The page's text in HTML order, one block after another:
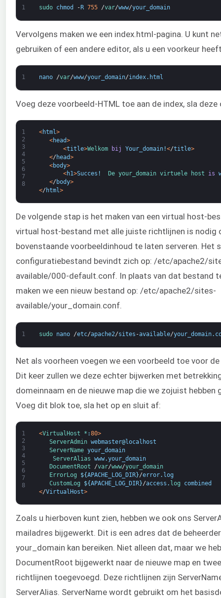
1 sudo chmod -R 755 /var/www/your_domain
Vervolgens maken we een index.html-pagina. U kunt
gebruiken of een andere editor, als u een voorkeur
1 nano /var/www/your_domain/index. html
Voeg deze voorbeeld-HTML toe aan de index, sla
1
2
3
4
5
6
7
8
<html>
<head>
<title>Welkom bij Your_domain!</title>
</ head>
<body>
<h1>Succes ! De your_domain virtuele host is
</ body>
</ html>
De volgende stap is het maken van een virtual host-
virtual host-bestand met alle juiste richtlijnen is nodig
bovenstaande voorbeeldinhoud te laten serveren. Het
configuratiebestand bevindt zich op: /etc/apache2/
available/000-default.conf. In plaats van dat bestand
maken we een nieuw bestand op: /etc/apache2/sites-
available/your_domain.conf.
1 sudo nano /etc/apache2/sites -available/your_domain.
Net als voorheen voegen we een voorbeeld toe voor
Dit keer zullen we deze echter bijwerken met
domeinnaam en de nieuwe map die we zojuist hebben
Voeg dit blok toe, sla het op en sluit af:
1
2
3
4
5
6
7
8
<VirtualHost * :80>
ServerAdmin webmaster@localhost
ServerName your_domain
ServerAlias www.your_domain
DocumentRoot
/var/www/your_domain
ErrorLog
${APACHE_LOG_DIR}/error. log
CustomLog
${APACHE_LOG_DIR}/access . log
combined
</VirtualHost>
Zoals u hierboven kunt zien, hebben we ook ons
mailadres bijgewerkt. Dit is een adres dat de
your_domain kan bereiken. Niet alleen dat, maar we
DocumentRoot bijgewerkt naar de nieuwe map en
richtlijnen toegevoegd. Deze richtlijnen zijn
ServerAlias. ServerName wordt gebruikt om het